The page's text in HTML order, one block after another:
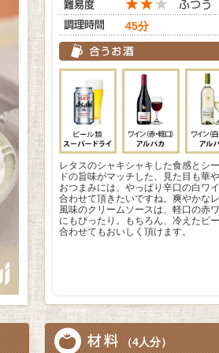
45分
レタスのシャキシャキした食感とシ
ドの旨味がマッチした、見た目も華
おつまみには、やっぱり辛口の白ワ
合わせて頂きたいですね。爽やかな
風味のクリームソースは、軽口の赤
にもぴったり。もちろん、冷えたビ
合わせてもおいしく頂けます。
（4人分）